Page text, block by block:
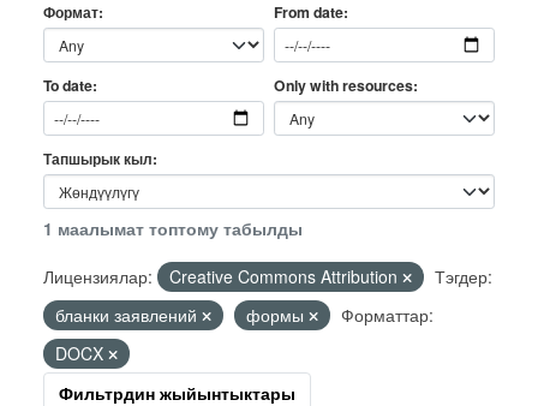
Формат From date
To date Only with resources
Тапшырык кыл
1 маалымат топтому табылды
Лицензиялар:
Creative Commons Attribution
Тэгдер:
бланки заявлений
формы
Форматтар:
DOCX
Фильтрдин жыйынтыктары